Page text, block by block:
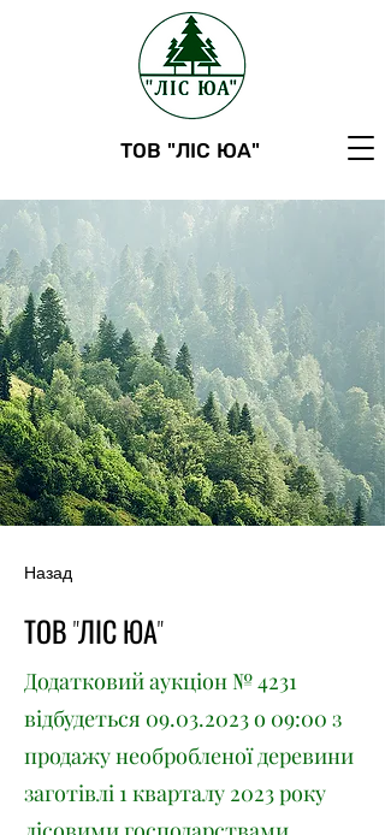
ТОВ "ЛІС ЮА"
Назад
ТОВ "ЛІС ЮА"
Додатковий аукціон № 4231
відбудеться 09.03.2023о 09:00 з
продажу необробленої деревини
заготівлі 1 кварталу 2023 року